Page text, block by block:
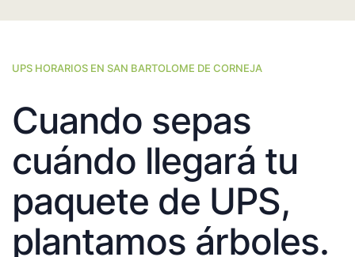
UPS HORARIOS EN SAN BARTOLOME DE CORNEJA
Cuando sepas
cuándo llegará tu
paquete de UPS,
plantamos árboles.